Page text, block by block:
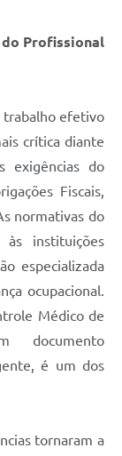
Profissional
trabalho efetivo
crítica diante
exigências do
Fiscais,
normativas do
às instituições
especializada
ocupacional.
Médico de
documento
é um dos
tornaram a